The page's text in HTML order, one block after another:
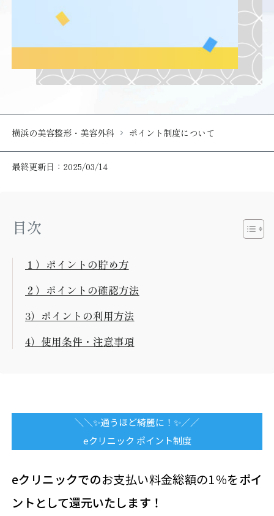
横浜の美容整形・美容外科 ポイント制度について
最終更新日：2025/03/14
目次
１）ポイントの貯め方
２）ポイントの確認方法
3）ポイントの利用方法
4）使用条件・注意事項
＼＼✨通うほど綺麗に！✨／／
eクリニック ポイント制度
eクリニックでのお支払い料金総額の1％をポイ
ントとして還元いたします！